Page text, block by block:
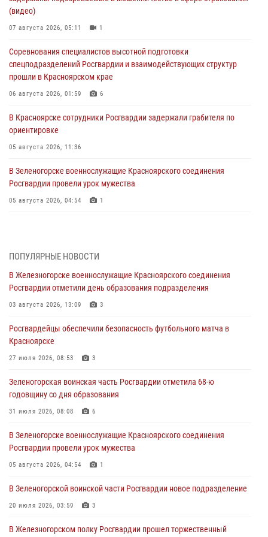
(видео)
07 августа 2026, 05:11 1
Соревнования специалистов высотной подготовки
спецподразделений Росгвардии и взаимодействующих структур
прошли в Красноярском крае
06 августа 2026, 01:59 6
В Красноярске сотрудники Росгвардии задержали грабителя по
ориентировке
05 августа 2026, 11:36
В Зеленогорске военнослужащие Красноярского соединения
Росгвардии провели урок мужества
05 августа 2026, 04:54 1
05 августа 2026, 04:52 1
В Красноярске сотрудники вневедомственной охраны Росгвардии
задержали подозреваемого в серии краж из гипермаркета
04 августа 2026, 09:57
Сотрудники Росгвардии обеспечили общественный порядок во
время проведения экстремального заплыва в Дудинке
04 августа 2026, 08:36
В Красноярске сотрудники Росгвардии задержали подозреваемого
в серии краж из супермаркета
04 августа 2026, 06:50
Военнослужащие Красноярского соединения Росгвардии
познакомили отдыхающих детей с тонкостями РХБ защиты
03 августа 2026, 13:12 2
ПОПУЛЯРНЫЕ НОВОСТИ
В Железногорске военнослужащие Красноярского соединения
Росгвардии отметили день образования подразделения
03 августа 2026, 13:09 3
Росгвардейцы обеспечили безопасность футбольного матча в
Красноярске
27 июля 2026, 08:53 3
Зеленогорская воинская часть Росгвардии отметила 68-ю
годовщину со дня образования
31 июля 2026, 08:08 6
В Зеленогорске военнослужащие Красноярского соединения
Росгвардии провели урок мужества
05 августа 2026, 04:54 1
В Зеленогорской воинской части Росгвардии новое подразделение
20 июля 2026, 03:59 3
В Железногорском полку Росгвардии прошел торжественный